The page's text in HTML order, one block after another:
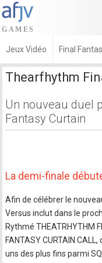
Jeux Vidéo Final
Thearfhythm
Un nouveau duel
Fantasy Curtain
La demi-finale
Afin de célébrer le
Versus inclut dans le
Rythmé THEATRHYTHM
FANTASY CURTAIN
uns des plus fins parmi